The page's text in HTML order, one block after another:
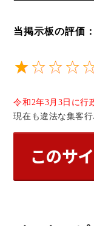
当掲示板の評価：
令和2年3月3日に行
現在も違法な集客